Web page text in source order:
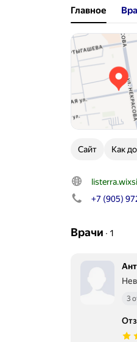
Главное
Сайт Как
+7 (905)
Врачи ∙ 1
3